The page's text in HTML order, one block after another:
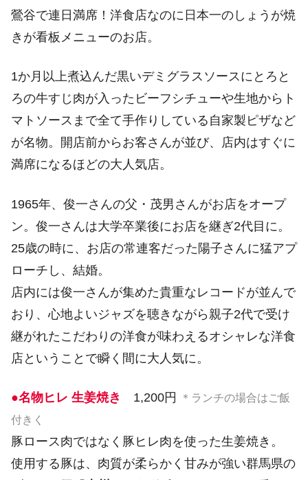
鶯谷で連日満席！洋食店なのに日本一のしょうが焼
きが看板メニューのお店。
1か月以上煮込んだ黒いデミグラスソースにとろと
ろの牛すじ肉が入ったビーフシチューや生地からト
マトソースまで全て手作りしている自家製ピザなど
が名物。開店前からお客さんが並び、店内はすぐに
満席になるほどの大人気店。
1965年、俊一さんの父・茂男さんがお店をオープ
ン。俊一さんは大学卒業後にお店を継ぎ2代目に。
25歳の時に、お店の常連客だった陽子さんに猛アプ
ローチし、結婚。
店内には俊一さんが集めた貴重なレコードが並んで
おり、心地よいジャズを聴きながら親子2代で受け
継がれたこだわりの洋食が味わえるオシャレな洋食
店ということで瞬く間に大人気に。
●名物ヒレ 生姜焼き 1,200円
＊ランチの場合はご飯
付きく
豚ロース肉ではなく豚ヒレ肉を使った生姜焼き。
使用する豚は、肉質が柔らかく甘みが強い群馬県の